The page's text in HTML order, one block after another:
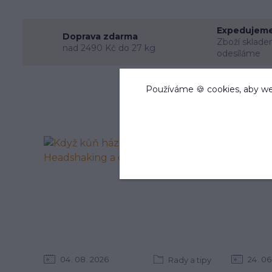
Doprava zdarma
nad 2490 Kč do 27 kg
Zboží
odesíláme
04 08 2026 Rady a tipy 24 06
Používáme 🍪 cookies, aby